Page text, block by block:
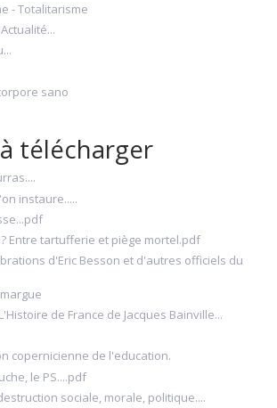
- Totalitarisme
sano
à télécharger
instaure.....
Entre tartufferie et piège mortel.pdf
d'Eric Besson et d'autres officiels du
de France de Jacques Bainville...
copernicienne de l'education.
le PS....pdf
sociale, morale, politique....